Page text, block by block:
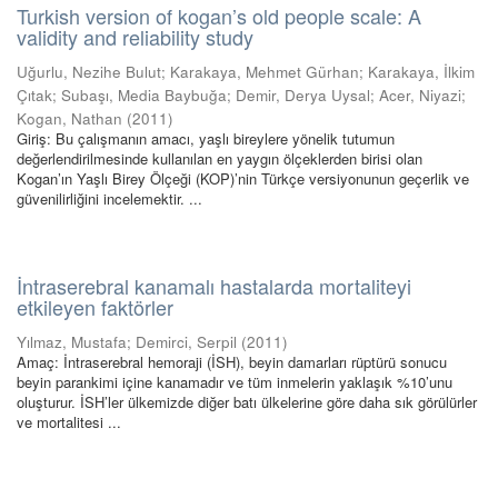
Turkish version of kogan’s old people scale: A
validity and reliability study
Uğurlu, Nezihe Bulut; Karakaya, Mehmet Gürhan; Karakaya, İlkim
Çıtak; Subaşı, Media Baybuğa; Demir, Derya Uysal; Acer, Niyazi;
Kogan, Nathan (2011)
Giriş: Bu çalışmanın amacı, yaşlı bireylere yönelik tutumun
değerlendirilmesinde kullanılan en yaygın ölçeklerden birisi olan
Kogan’ın Yaşlı Birey Ölçeği (KOP)’nin Türkçe versiyonunun geçerlik ve
güvenilirliğini incelemektir. ...
İntraserebral kanamalı hastalarda mortaliteyi
etkileyen faktörler
Yılmaz, Mustafa; Demirci, Serpil (2011)
Amaç: İntraserebral hemoraji (İSH), beyin damarları rüptürü sonucu
beyin parankimi içine kanamadır ve tüm inmelerin yaklaşık %10’unu
oluşturur. İSH’ler ülkemizde diğer batı ülkelerine göre daha sık görülürler
ve mortalitesi ...